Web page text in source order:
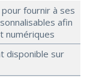
fournir à ses
afin
numériques
disponible sur